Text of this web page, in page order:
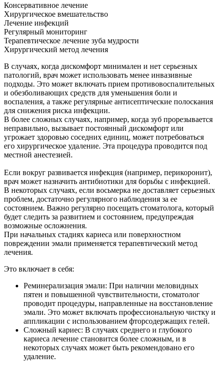
Консервативное лечение
Хирургическое вмешательство
Лечение инфекций
Регулярный мониторинг
Терапевтическое лечение зуба мудрости
Хирургический метод лечения
В случаях, когда дискомфорт минимален и нет серьезных
патологий, врач может использовать менее инвазивные
подходы. Это может включать прием противовоспалительных
и обезболивающих средств для уменьшения боли и
воспаления, а также регулярные антисептические полоскания
для снижения риска инфекции.
В более сложных случаях, например, когда зуб прорезывается
неправильно, вызывает постоянный дискомфорт или
угрожает здоровью соседних единиц, может потребоваться
его хирургическое удаление. Эта процедура проводится под
местной анестезией.
Если вокруг развивается инфекция (например, перикоронит),
врач может назначить антибиотики для борьбы с инфекцией.
В некоторых случаях, если восьмерка не доставляет серьезных
проблем, достаточно регулярного наблюдения за ее
состоянием. Важно регулярно посещать стоматолога, который
будет следить за развитием и состоянием, предупреждая
возможные осложнения.
При начальных стадиях кариеса или поверхностном
повреждении эмали применяется терапевтический метод
лечения.
Это включает в себя:
Реминерализация эмали: При наличии меловидных
пятен и повышенной чувствительности, стоматолог
проводит процедуры, направленные на восстановление
эмали. Это может включать профессиональную чистку и
аппликации с использованием фторсодержащих гелей.
Сложный кариес: В случаях среднего и глубокого
кариеса лечение становится более сложным, и в
некоторых случаях может быть рекомендовано его
удаление.